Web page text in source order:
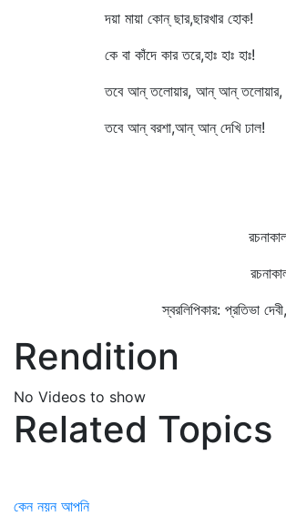
দয়া মায়া কোন্‌ ছার,ছারখার হোক!
কে বা কাঁদে কার তরে,হাঃ হাঃ হাঃ!
তবে আন্‌ তলোয়ার, আন্‌ আন্‌ তলোয়ার,
তবে আন্‌ বরশা,আন্‌ আন্‌ দেখি ঢাল!
স্বরলিপিকার: প্রতিভা
Rendition
No Videos to show
Related Topics
কেন নয়ন আপনি